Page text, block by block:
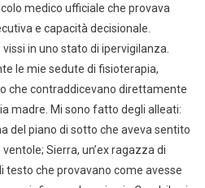
medico ufficiale che provava
e capacità decisionale.
in uno stato di ipervigilanza.
le mie sedute di fisioterapia,
che contraddicevano direttamente
madre. Mi sono fatto degli alleati:
del piano di sotto che aveva sentito
Sierra, un’ex ragazza di
testo che provavano come avesse